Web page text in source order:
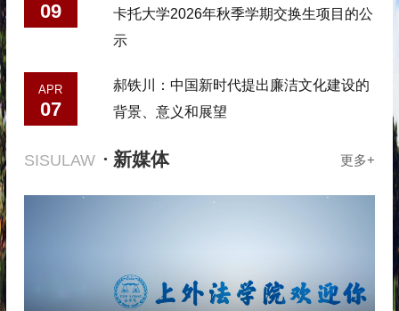
09
卡托大学2026年秋季学期交换生项目的公
示
APR
07
郝铁川：中国新时代提出廉洁文化建设的
背景、意义和展望
SISULAW · 新媒体 更多+